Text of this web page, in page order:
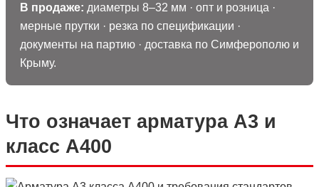
В продаже: диаметры 8–32 мм · опт и розница ·
мерные прутки · резка по спецификации ·
документы на партию · доставка по Симферополю и
Крыму.
Что означает арматура А3 и
класс А400